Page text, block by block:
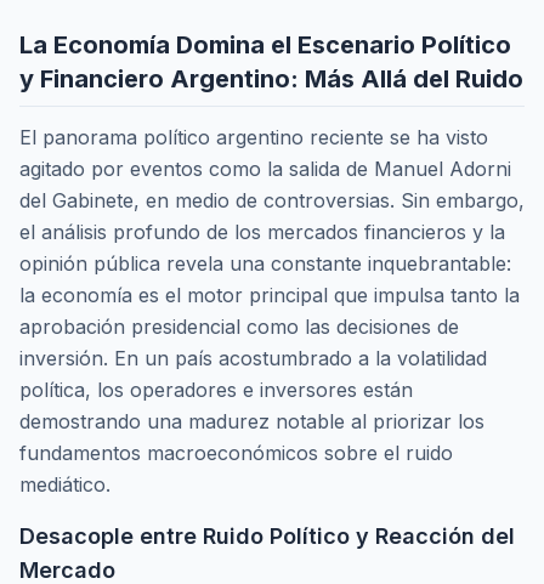
La Economía Domina el Escenario Político
y Financiero Argentino: Más Allá del Ruido
El panorama político argentino reciente se ha visto
agitado por eventos como la salida de Manuel Adorni
del Gabinete, en medio de controversias. Sin embargo,
el análisis profundo de los mercados financieros y la
opinión pública revela una constante inquebrantable:
la economía es el motor principal que impulsa tanto la
aprobación presidencial como las decisiones de
inversión. En un país acostumbrado a la volatilidad
política, los operadores e inversores están
demostrando una madurez notable al priorizar los
fundamentos macroeconómicos sobre el ruido
mediático.
Desacople entre Ruido Político y Reacción del
Mercado